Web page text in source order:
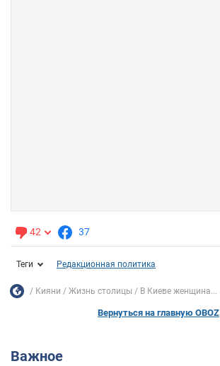
42 37
Теги Редакционная политика
Кияни Жизнь столицы В Киеве женщина...
Вернуться на главную OBOZ
Важное